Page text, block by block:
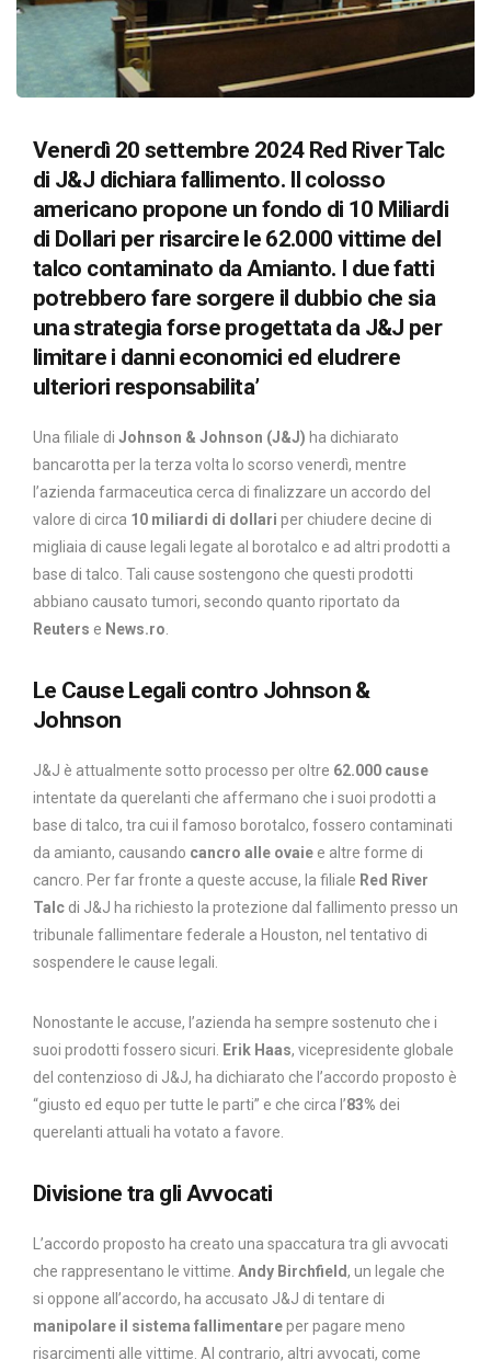
Venerdì 20 settembre 2024 Red River Talc
di J&J dichiara fallimento. Il colosso
americano propone un fondo di 10 Miliardi
di Dollari per risarcire le 62.000 vittime del
talco contaminato da Amianto. I due fatti
potrebbero fare sorgere il dubbio che sia
una strategia forse progettata da J&J per
limitare i danni economici ed eludrere
ulteriori responsabilita’
Una filiale di Johnson & Johnson (J&J) ha dichiarato
bancarotta per la terza volta lo scorso venerdì, mentre
l’azienda farmaceutica cerca di finalizzare un accordo del
valore di circa 10 miliardi di dollari per chiudere decine di
migliaia di cause legali legate al borotalco e ad altri prodotti a
base di talco. Tali cause sostengono che questi prodotti
abbiano causato tumori, secondo quanto riportato da
Reuters e News.ro.
Le Cause Legali contro Johnson &
Johnson
J&J è attualmente sotto processo per oltre 62.000 cause
intentate da querelanti che affermano che i suoi prodotti a
base di talco, tra cui il famoso borotalco, fossero contaminati
da amianto, causando cancro alle ovaie e altre forme di
cancro. Per far fronte a queste accuse, la filiale Red River
Talc di J&J ha richiesto la protezione dal fallimento presso un
tribunale fallimentare federale a Houston, nel tentativo di
sospendere le cause legali.
Nonostante le accuse, l’azienda ha sempre sostenuto che i
suoi prodotti fossero sicuri. Erik Haas, vicepresidente globale
del contenzioso di J&J, ha dichiarato che l’accordo proposto è
“giusto ed equo per tutte le parti” e che circa l’83% dei
querelanti attuali ha votato a favore.
Divisione tra gli Avvocati
L’accordo proposto ha creato una spaccatura tra gli avvocati
che rappresentano le vittime. Andy Birchfield, un legale che
si oppone all’accordo, ha accusato J&J di tentare di
manipolare il sistema fallimentareper pagare meno
risarcimenti alle vittime. Al contrario, altri avvocati, come